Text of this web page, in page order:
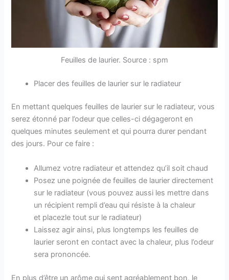
Feuilles de laurier. Source : spm
Placer des feuilles de laurier sur le radiateur
En mettant quelques feuilles de laurier sur le radiateur, vous
serez étonné par l’odeur que celles-ci dégageront en
quelques minutes seulement et qui pourra durer pendant
des jours. Pour ce faire :
Allumez votre radiateur et attendez qu’il soit chaud
Posez une poignée de feuilles de laurier directement
sur le radiateur (vous pouvez aussi les mettre dans
un récipient rempli d’eau qui résiste à la chaleur
et placezle tout sur le radiateur)
Laissez agir ainsi, plus longtemps les feuilles de
laurier seront en contact avec la chaleur, plus l’odeur
sera prononcée.
En plus d’être un arôme qui sent agréablement bon, le